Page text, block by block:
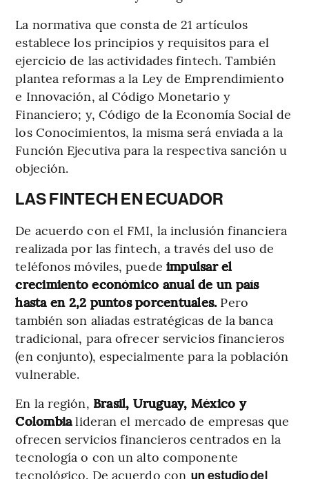
La normativa que consta de 21 artículos
establece los principios y requisitos para el
ejercicio de las actividades fintech. También
plantea reformas a la Ley de Emprendimiento
e Innovación, al Código Monetario y
Financiero; y, Código de la Economía Social de
los Conocimientos, la misma será enviada a la
Función Ejecutiva para la respectiva sanción u
objeción.
LAS FINTECH EN ECUADOR
De acuerdo con el FMI, la inclusión financiera
realizada por las fintech, a través del uso de
teléfonos móviles, puede impulsar el
crecimiento económico anual de un país
hasta en 2,2 puntos porcentuales. Pero
también son aliadas estratégicas de la banca
tradicional, para ofrecer servicios financieros
(en conjunto), especialmente para la población
vulnerable.
En la región, Brasil, Uruguay, México y
Colombialideran el mercado de empresas que
ofrecen servicios financieros centrados en la
tecnología o con un alto componente
tecnológico. De acuerdo con un estudio del